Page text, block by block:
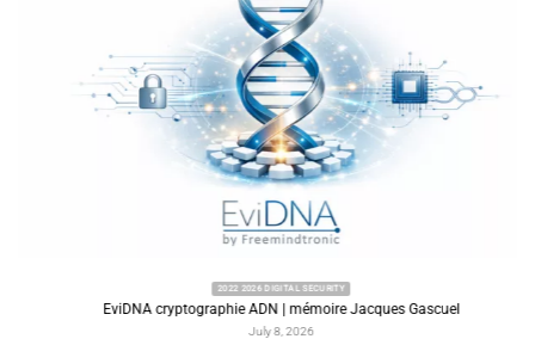
2022 2026 DIGITAL SECURITY
EviDNA cryptographie ADN | mémoire Jacques Gascuel
July 8, 2026